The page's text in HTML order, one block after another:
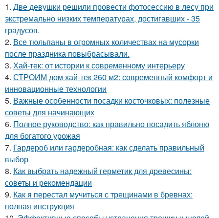
1. Две девушки решили провести фотосессию в лесу при
экстремально низких температурах, достигавших - 35
градусов.
2. Все тюльпаны в огромных количествах на мусорки
после праздника повыбрасывали.
3. Хай-тек: от истории к современному интерьеру
4. СТРОИМ дом хай-тек 260 м2: современный комфорт и
инновационные технологии
5. Важные особенности посадки косточковых: полезные
советы для начинающих
6. Полное руководство: как правильно посадить яблоню
для богатого урожая
7. Гардероб или гардеробная: как сделать правильный
выбор
8. Как выбрать надежный герметик для древесины:
советы и рекомендации
9. Как я перестал мучиться с трещинами в бревнах:
полная инструкция